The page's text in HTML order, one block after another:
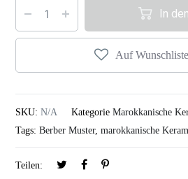
In
Auf
SKU:N/A KategorieMarokkanische
Tags:Berber Muster,marokkanische
Teilen: